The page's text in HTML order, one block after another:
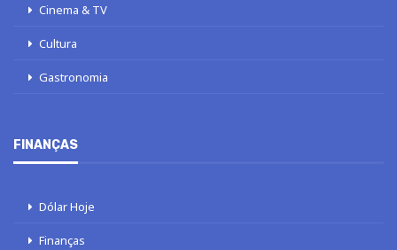
Cinema & TV
Cultura
Gastronomia
FINANÇAS
Dólar Hoje
Finanças